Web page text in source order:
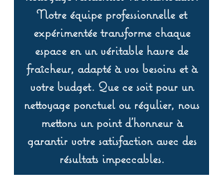
Notre équipe professionnelle et
expérimentée transforme chaque
espace en un véritable havre de
fraîcheur, adapté à vos besoins et à
votre budget. Que ce soit pour un
nettoyage ponctuel ou régulier, nous
mettons un point d’honneur à
garantir votre satisfaction avec des
résultats impeccables.